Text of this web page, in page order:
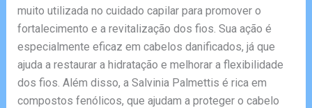
muito utilizada no cuidado capilar para promover o
fortalecimento e a revitalização dos fios. Sua ação é
especialmente eficaz em cabelos danificados, já que
ajuda a restaurar a hidratação e melhorar a flexibilidade
dos fios. Além disso, a Salvinia Palmettis é rica em
compostos fenólicos, que ajudam a proteger o cabelo